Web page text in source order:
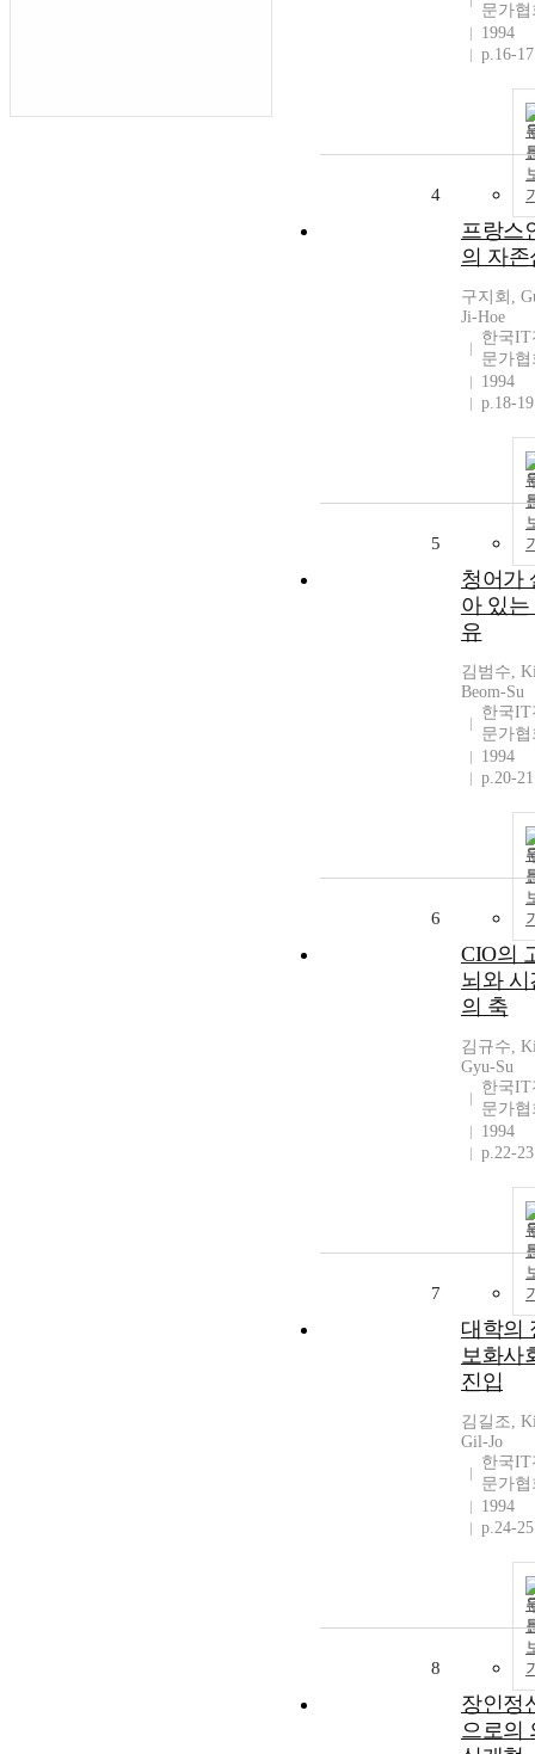
문가협
1994
p.16-17
4
프랑스
의 자존
구지회,
Ji-Hoe
한국IT
문가협
1994
p.18-19
5
청어가
아 있는
유
김범수,
Beom-Su
한국IT
문가협
1994
p.20-21
6
CIO의
뇌와 시
의 축
김규수,
Gyu-Su
한국IT
문가협
1994
p.22-23
7
대학의
보화사
진입
김길조,
Gil-Jo
한국IT
문가협
1994
p.24-25
8
장인정
으로의